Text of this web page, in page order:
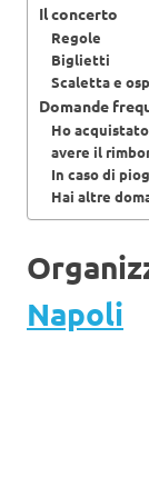
Il concerto
Regole
Biglietti
Scaletta e
Domande
Ho
avere il
In caso di
Hai altre
Napoli